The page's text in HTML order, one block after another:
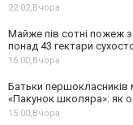
22:02, Вчора
Майже пів сотні пожеж
понад 43 гектари
16:00, Вчора
Батьки
«Пакунок школяра»: як
15:00, Вчора